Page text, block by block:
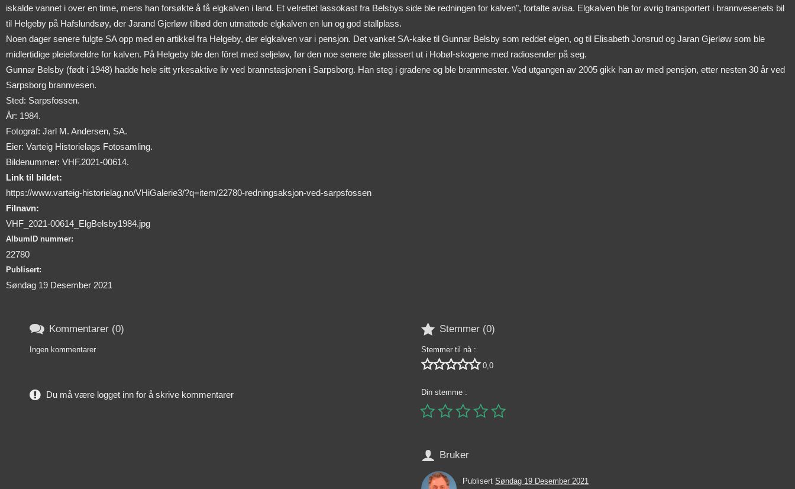
iskalde vannet i over en time, mens han forsøkte å få elgkalven i land. Et velrettet lassokast fra Belsbys side ble redningen for kalven", fortalte avisa. Elgkalven ble for øvrig transportert i brannvesenets bil
til Helgeby på Hafslundsøy, der Jarand Gjerløw tilbød den utmattede elgkalven en lun og god stallplass.
Noen dager senere fulgte SA opp med en artikkel fra Helgeby, der elgkalven var i pensjon. Det vanket SA-kake til Gunnar Belsby som reddet elgen, og til Elisabeth Jonsrud og Jaran Gjerløw som ble
midlertidige pleieforeldre for kalven. På Helgeby ble den fôret med seljeløv, før den noe senere ble plassert ut i Hobøl-skogene med radiosender på seg.
Gunnar Belsby (født i 1948) hadde hele sitt yrkesaktive liv ved brannstasjonen i Sarpsborg. Han steg i gradene og ble brannmester. Ved utgangen av 2005 gikk han av med pensjon, etter nesten 30 år ved
Sarpsborg brannvesen.
Sted: Sarpsfossen.
År: 1984.
Fotograf: Jarl M. Andersen, SA.
Eier: Varteig Historielags Fotosamling.
Bildenummer: VHF.2021-00614.
Link til bildet:
https://www.varteig-historielag.no/VHiGalerie3/?q=item/22780-redningsaksjon-ved-sarpsfossen
Filnavn:
VHF_2021-00614_ElgBelsby1984.jpg
AlbumID nummer:
22780
Publisert:
Søndag 19 Desember 2021
 Stemmer (0)
Stemmer til nå :
 0,0
Din stemme :

 Bruker
Publisert Søndag 19 Desember 2021
 Kommentarer (0)
Ingen kommentarer
Du må være logget inn for å skrive kommentarer